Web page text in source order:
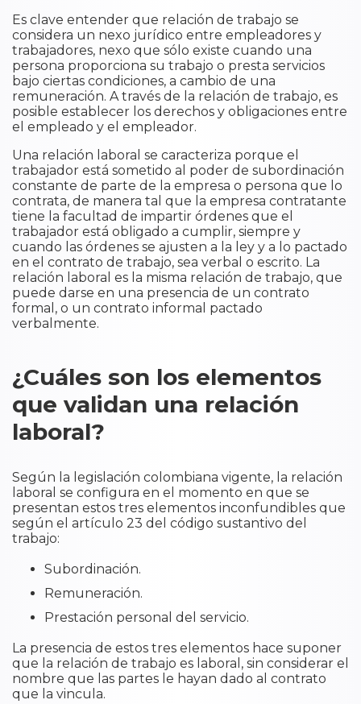
Es clave entender que relación de trabajo se
considera un nexo jurídico entre empleadores y
trabajadores, nexo que sólo existe cuando una
persona proporciona su trabajo o presta servicios
bajo ciertas condiciones, a cambio de una
remuneración. A través de la relación de trabajo, es
posible establecer los derechos y obligaciones entre
el empleado y el empleador.
Una relación laboral se caracteriza porque el
trabajador está sometido al poder de subordinación
constante de parte de la empresa o persona que lo
contrata, de manera tal que la empresa contratante
tiene la facultad de impartir órdenes que el
trabajador está obligado a cumplir, siempre y
cuando las órdenes se ajusten a la ley y a lo pactado
en el contrato de trabajo, sea verbal o escrito. La
relación laboral es la misma relación de trabajo, que
puede darse en una presencia de un contrato
formal, o un contrato informal pactado
verbalmente.
¿Cuáles son los elementos
que validan una relación
laboral?
Según la legislación colombiana vigente, la relación
laboral se configura en el momento en que se
presentan estos tres elementos inconfundibles que
según el artículo 23 del código sustantivo del
trabajo:
Subordinación.
Remuneración.
Prestación personal del servicio.
La presencia de estos tres elementos hace suponer
que la relación de trabajo es laboral, sin considerar el
nombre que las partes le hayan dado al contrato
que la vincula.